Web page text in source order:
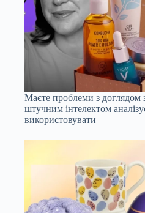
Маєте проблеми з доглядом
штучним інтелектом
використовувати